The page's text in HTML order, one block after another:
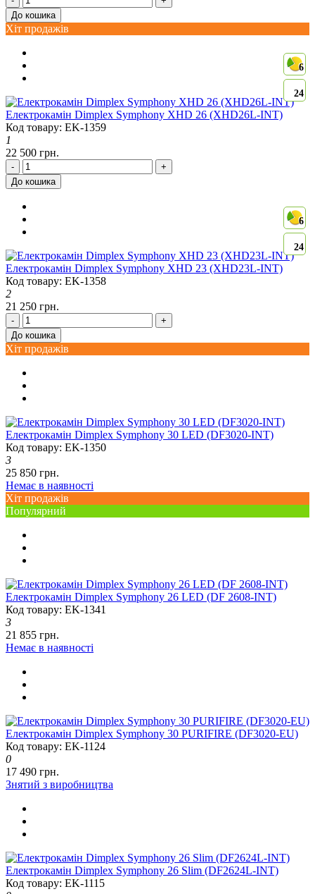
До кошика
Хіт продажів
6
24
Електрокамін Dimplex Symphony XHD 26 (XHD26L-INT)
Код товару: EK-1359
1
22 500 грн.
-
+
До кошика
6
24
Електрокамін Dimplex Symphony XHD 23 (XHD23L-INT)
Код товару: EK-1358
2
21 250 грн.
-
+
До кошика
Хіт продажів
Електрокамін Dimplex Symphony 30 LED (DF3020-INT)
Код товару: EK-1350
3
25 850 грн.
Немає в наявності
Хіт продажів
Популярний
Електрокамін Dimplex Symphony 26 LED (DF 2608-INT)
Код товару: EK-1341
3
21 855 грн.
Немає в наявності
Електрокамін Dimplex Symphony 30 PURIFIRE (DF3020-EU)
Код товару: EK-1124
0
17 490 грн.
Знятий з виробництва
Електрокамін Dimplex Symphony 26 Slim (DF2624L-INT)
Код товару: EK-1115